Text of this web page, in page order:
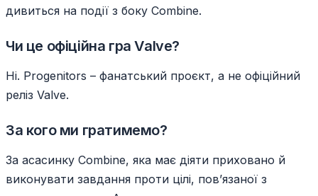
дивиться на події з боку Combine.
Чи це офіційна гра Valve?
Ні. Progenitors – фанатський проєкт, а не офіційний
реліз Valve.
За кого ми гратимемо?
За асасинку Combine, яка має діяти приховано й
виконувати завдання проти цілі, пов’язаної з